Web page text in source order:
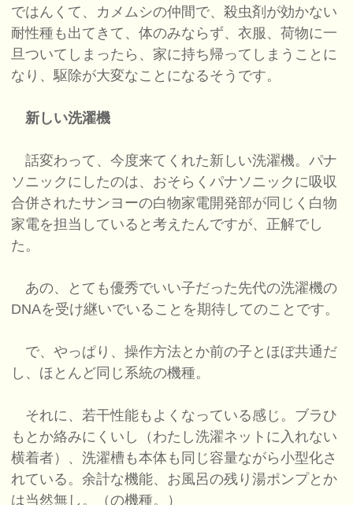
ではんくて、カメムシの仲間で、殺虫剤が効かない
耐性種も出てきて、体のみならず、衣服、荷物に一
旦ついてしまったら、家に持ち帰ってしまうことに
なり、駆除が大変なことになるそうです。
新しい洗濯機
話変わって、今度来てくれた新しい洗濯機。パナ
ソニックにしたのは、おそらくパナソニックに吸収
合併されたサンヨーの白物家電開発部が同じく白物
家電を担当していると考えたんですが、正解でし
た。
あの、とても優秀でいい子だった先代の洗濯機の
DNAを受け継いでいることを期待してのことです。
で、やっぱり、操作方法とか前の子とほぼ共通だ
し、ほとんど同じ系統の機種。
それに、若干性能もよくなっている感じ。ブラひ
もとか絡みにくいし（わたし洗濯ネットに入れない
横着者）、洗濯槽も本体も同じ容量ながら小型化さ
れている。余計な機能、お風呂の残り湯ポンプとか
は当然無し。（の機種。）